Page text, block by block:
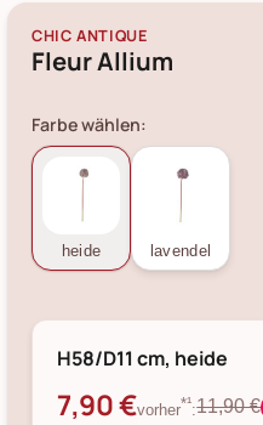
CHIC ANTIQUE
Fleur Allium
Farbe wählen:
heide lavendel
H58/D11 cm, heide
7,90 €vorher*¹:11,90 €